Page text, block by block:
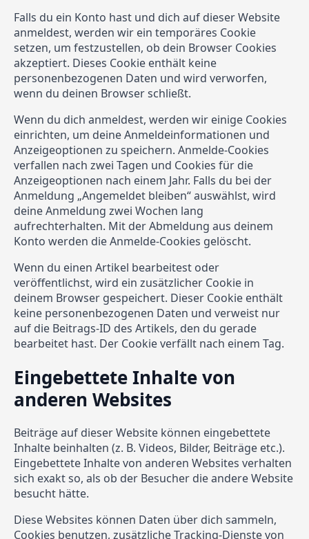
Falls du ein Konto hast und dich auf dieser Website
anmeldest, werden wir ein temporäres Cookie
setzen, um festzustellen, ob dein Browser Cookies
akzeptiert. Dieses Cookie enthält keine
personenbezogenen Daten und wird verworfen,
wenn du deinen Browser schließt.
Wenn du dich anmeldest, werden wir einige Cookies
einrichten, um deine Anmeldeinformationen und
Anzeigeoptionen zu speichern. Anmelde-Cookies
verfallen nach zwei Tagen und Cookies für die
Anzeigeoptionen nach einem Jahr. Falls du bei der
Anmeldung „Angemeldet bleiben“ auswählst, wird
deine Anmeldung zwei Wochen lang
aufrechterhalten. Mit der Abmeldung aus deinem
Konto werden die Anmelde-Cookies gelöscht.
Wenn du einen Artikel bearbeitest oder
veröffentlichst, wird ein zusätzlicher Cookie in
deinem Browser gespeichert. Dieser Cookie enthält
keine personenbezogenen Daten und verweist nur
auf die Beitrags-ID des Artikels, den du gerade
bearbeitet hast. Der Cookie verfällt nach einem Tag.
Eingebettete Inhalte von
anderen Websites
Beiträge auf dieser Website können eingebettete
Inhalte beinhalten (z. B. Videos, Bilder, Beiträge etc.).
Eingebettete Inhalte von anderen Websites verhalten
sich exakt so, als ob der Besucher die andere Website
besucht hätte.
Diese Websites können Daten über dich sammeln,
Cookies benutzen, zusätzliche Tracking-Dienste von